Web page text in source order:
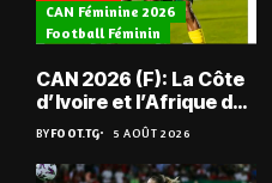
CAN Féminine 2026
Football Féminin
CAN 2026 (F): La Côte
d’Ivoire et l’Afrique du
Sud en quarts
BYFOOT.TG 5 AOÛT 2026